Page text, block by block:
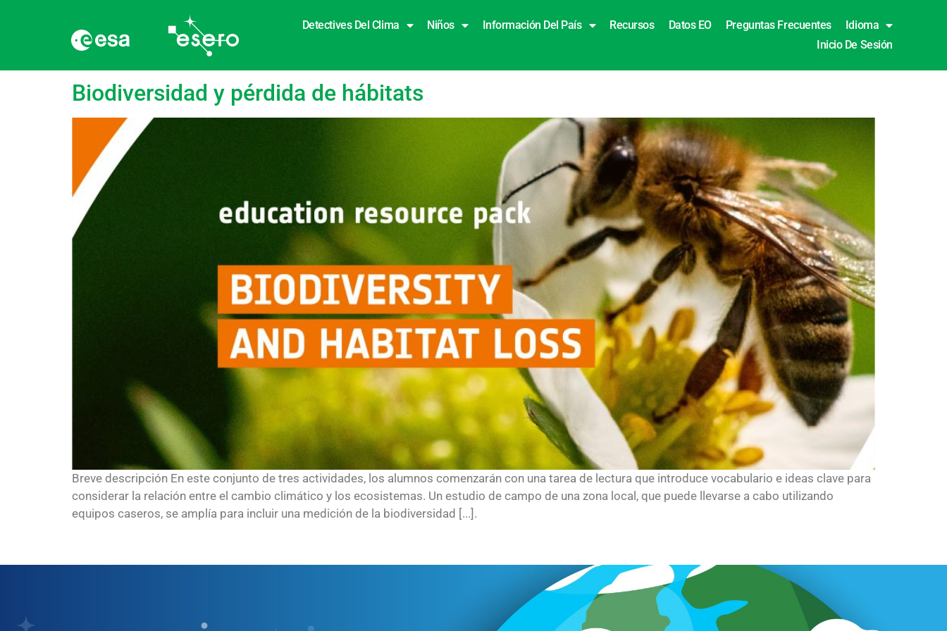
Detectives Del Clima Niños Información Del País Recursos Datos EO Preguntas Frecuentes
Idioma
Inicio De Sesión
Etiqueta:Bioma
Biodiversidad y pérdida de hábitats
Breve descripción En este conjunto de tres actividades, los alumnos comenzarán con una tarea de lectura que introduce vocabulario e ideas clave para
considerar la relación entre el cambio climático y los ecosistemas. Un estudio de campo de una zona local, que puede llevarse a cabo utilizando
equipos caseros, se amplía para incluir una medición de la biodiversidad [...].